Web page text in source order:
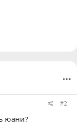
...
#2
юани?